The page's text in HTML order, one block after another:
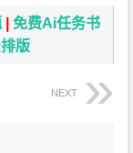
|免费Ai任务书
版
NEXT